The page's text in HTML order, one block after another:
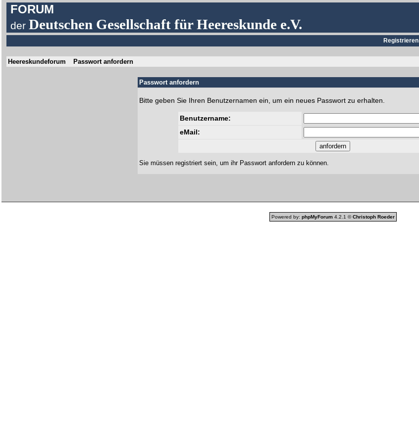
FORUM
derDeutschen Gesellschaft für Heereskunde e.V.
Registrieren
Heereskundeforum Passwort anfordern
Passwort anfordern
Bitte geben Sie Ihren Benutzernamen ein, um ein neues Passwort zu erhalten.
Benutzername:
eMail:
Sie müssen registriertsein, um ihr Passwort anfordern zu können.
Powered by: phpMyForum4.2.1 ©Christoph Roeder